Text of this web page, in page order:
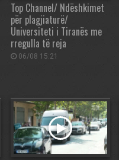
Top Channel/ Ndëshkimet
për plagjiaturë/
Universiteti i Tiranës me
rregulla të reja
06/08 15:21